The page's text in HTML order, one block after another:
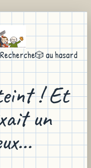
Recherche🎲 au hasard
! Et
un